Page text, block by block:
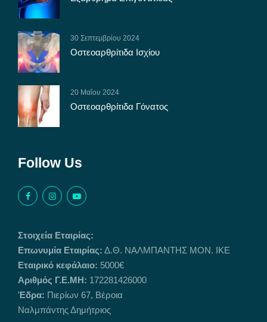
30 Σεπτεμβρίου 2024
Οστεοαρθρίτιδα Ισχίου
20 Μαΐου 2024
Οστεοαρθρίτιδα Γόνατος
Follow Us
Στοιχεία Εταιρίας:
Επωνυμία Εταιρίας: Δ.Θ. ΝΑΛΜΠΑΝΤΗΣ ΜΟΝ. ΙΚΕ
Εταιρικό κεφάλαιο: 5000€
Αριθμός Γ.Ε.ΜΗ: 172281426000
Έδρα: Πιερίων 67, Βέροια
Ναλμπάντης Δημήτριος